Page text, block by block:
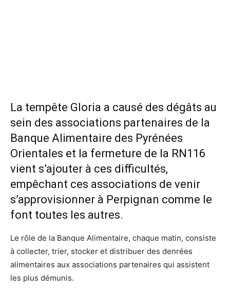
La tempête Gloria a causé des dégâts au
sein des associations partenaires de la
Banque Alimentaire des Pyrénées
Orientales et la fermeture de la RN116
vient s’ajouter à ces difficultés,
empêchant ces associations de venir
s’approvisionner à Perpignan comme le
font toutes les autres.
Le rôle de la Banque Alimentaire, chaque matin, consiste
à collecter, trier, stocker et distribuer des denrées
alimentaires aux associations partenaires qui assistent
les plus démunis.